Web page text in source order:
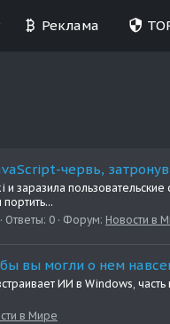
Реклама
червь,
заразила
Ответы: 0 Форум: Новости в
вы могли о нем
ИИ в Windows, часть
в Мире